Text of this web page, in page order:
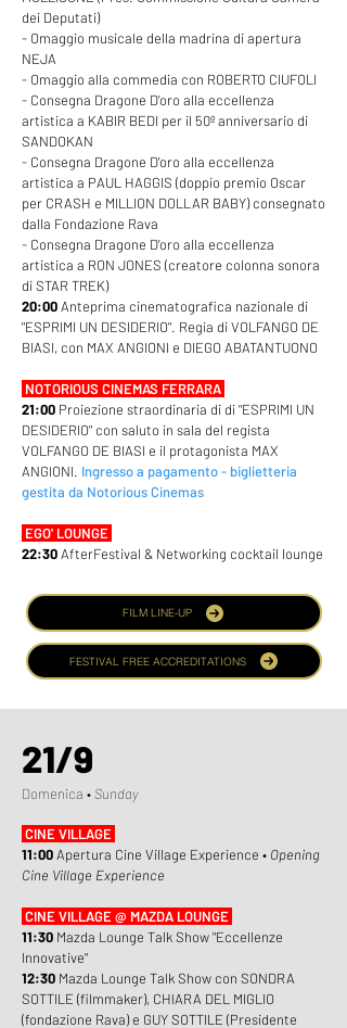
dei Deputati)
- Omaggio musicale della madrina di apertura
NEJA
- Omaggio alla commedia con ROBERTO CIUFOLI
- Consegna Dragone D'oro alla eccellenza
artistica a KABIR BEDI per il 50º anniversario di
SANDOKAN
- Consegna Dragone D'oro alla eccellenza
artistica a PAUL HAGGIS (doppio premio Oscar
per CRASH e MILLION DOLLAR BABY) consegnato
dalla Fondazione Rava
- Consegna Dragone D'oro alla eccellenza
artistica a RON JONES (creatore colonna sonora
di STAR TREK)
20:00 Anteprima cinematografica nazionale di
"ESPRIMI UN DESIDERIO". Regia di VOLFANGO DE
BIASI, con MAX ANGIONI e DIEGO ABATANTUONO
NOTORIOUS CINEMAS FERRARA
21:00 Proiezione straordinaria di di "ESPRIMI UN
DESIDERIO" con saluto in sala del regista
VOLFANGO DE BIASI e il protagonista MAX
ANGIONI. Ingresso a pagamento - biglietteria
gestita da Notorious Cinemas
EGO' LOUNGE
22:30 AfterFestival & Networking cocktail lounge
FILM LINE-UP
FESTIVAL FREE ACCREDITATIONS
21/9
Domenica •Sunday
CINE VILLAGE
11:00 Apertura Cine Village Experience • Opening
Cine Village Experience
CINE VILLAGE @ MAZDA LOUNGE
11:30 Mazda Lounge Talk Show "Eccellenze
Innovative"
12:30 Mazda Lounge Talk Show con SONDRA
SOTTILE (filmmaker), CHIARA DEL MIGLIO
(fondazione Rava) e GUY SOTTILE (Presidente